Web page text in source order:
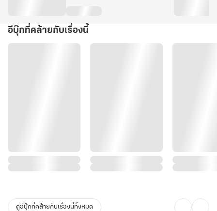
อีบุ๊กที่คล้ายกับเรื่องนี้
ดูอีบุ๊กที่คล้ายกับเรื่องนี้ทั้งหมด